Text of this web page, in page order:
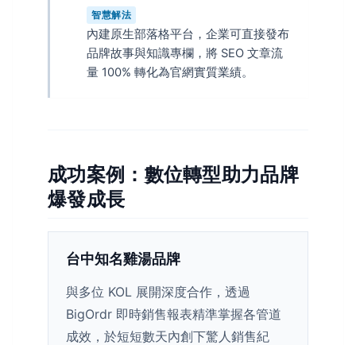
智慧解法
內建原生部落格平台，企業可直接發布
品牌故事與知識專欄，將 SEO 文章流
量 100% 轉化為官網實質業績。
成功案例：數位轉型助力品牌
爆發成長
台中知名雞湯品牌
與多位 KOL 展開深度合作，透過
BigOrdr 即時銷售報表精準掌握各管道
成效，於短短數天內創下驚人銷售紀